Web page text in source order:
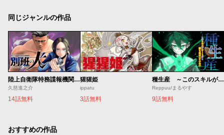
同じジャンルの作品
陸上自衛隊特務諜報機関 別班の犬
久慈進之介
14話無料
猩猩姫
ippatu
3話無料
種生産 ～このスキルがチートだとまだ誰も気付いていない～
Reppuu/まるやす
9話無料
おすすめの作品